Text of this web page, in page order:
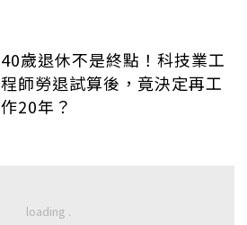
40歲退休不是終點！科技業工
程師勞退試算後，竟決定再工
作20年？